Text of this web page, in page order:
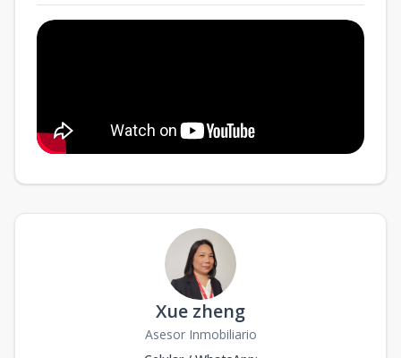
Xue zheng
Asesor Inmobiliario